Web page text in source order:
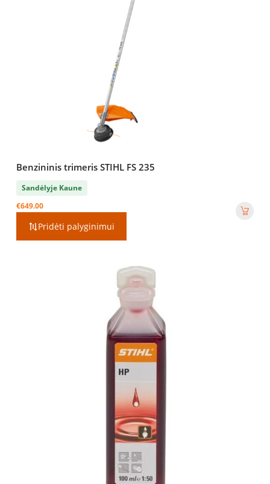
Benzininis trimeris STIHL FS 235
Sandėlyje Kaune
€649.00
Pridėti palyginimui